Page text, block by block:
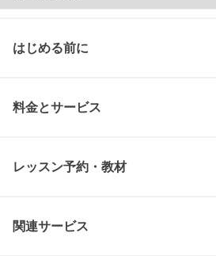
はじめる前に
料金とサービス
レッスン予約・教材
関連サービス